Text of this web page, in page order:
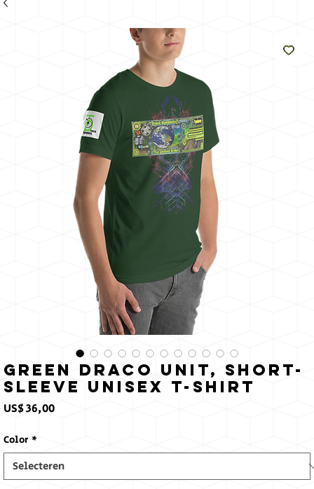
de
zon
Green Draco Unit, Short-
Sleeve Unisex T-Shirt
US$ 36,00Prijs
Color *